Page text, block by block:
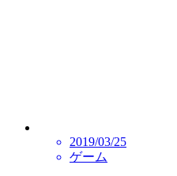
2019/03/25
ゲーム